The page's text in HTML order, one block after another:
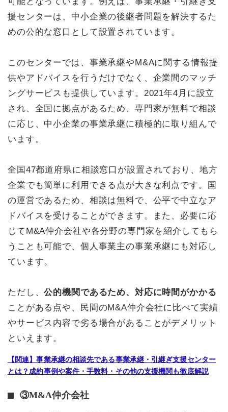
援センターは、中小企業の後継者問題を解決するた
めの公的な窓口として設置されています。
このセンターでは、事業承継やM&Aに関する情報提
供やアドバイスを行うだけでなく、企業間のマッチ
ングサービスも提供しています。2021年4月に設立
され、全国に拠点があるため、専門家が無料で相談
に応じ、中小企業の事業承継に積極的に取り組んで
います。
全国47都道府県に相談窓口が設置されており、地方
企業でも簡単に利用できる点が大きな利点です。国
の運営であるため、相談は無料で、公平で中立なア
ドバイスを受けることができます。また、必要に応
じてM&A仲介会社や各分野の専門家を紹介してもら
うことも可能で、個人事業主の事業承継にも対応し
ています。
ただし、公的機関であるため、対応に時間がかかる
ことがある点や、民間のM&A仲介会社に比べて実績
やサービス内容で劣る場合があることがデメリット
といえます。
【関連】事業承継の相談先である事業承継・引継ぎ支援センター
とは？成約事例や案件・手数料・その他の支援機関も徹底解説
③M&A仲介会社